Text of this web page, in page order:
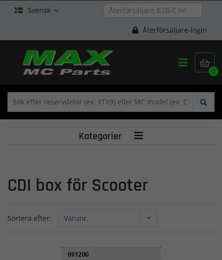
Svensk 
Återförsäljare-login

0

Kategorier 
CDI box för Scooter
Sortera efter: